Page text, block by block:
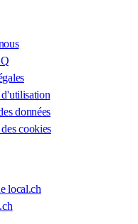
données
cookies
local.ch